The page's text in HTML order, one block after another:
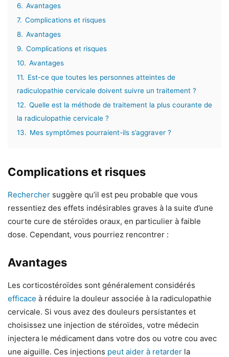
6. Avantages
7. Complications et risques
8. Avantages
9. Complications et risques
10. Avantages
11. Est-ce que toutes les personnes atteintes de
radiculopathie cervicale doivent suivre un traitement ?
12. Quelle est la méthode de traitement la plus courante de
la radiculopathie cervicale ?
13. Mes symptômes pourraient-ils s’aggraver ?
Complications et risques
Rechercher suggère qu’il est peu probable que vous
ressentiez des effets indésirables graves à la suite d’une
courte cure de stéroïdes oraux, en particulier à faible
dose. Cependant, vous pourriez rencontrer :
Avantages
Les corticostéroïdes sont généralement considérés
efficace à réduire la douleur associée à la radiculopathie
cervicale. Si vous avez des douleurs persistantes et
choisissez une injection de stéroïdes, votre médecin
injectera le médicament dans votre dos ou votre cou avec
une aiguille. Ces injections peut aider à retarder la